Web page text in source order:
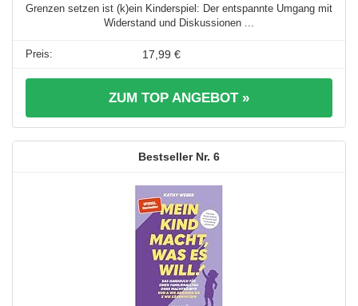
Grenzen setzen ist (k)ein Kinderspiel: Der entspannte Umgang mit
Widerstand und Diskussionen ...
17,99 €
ZUM TOP ANGEBOT »
6